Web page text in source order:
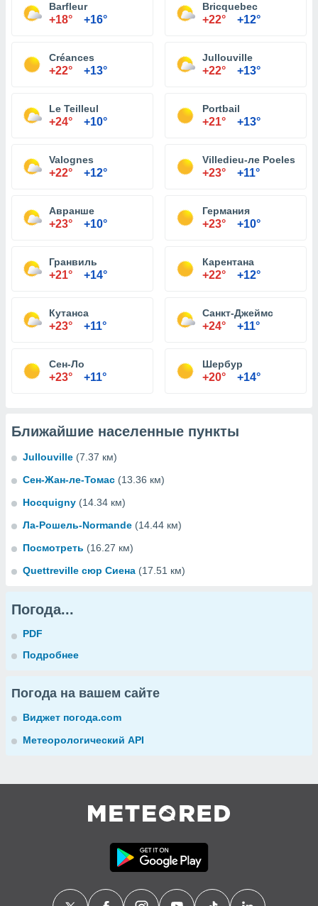
Barfleur
+18° +16°
Bricquebec
+22° +12°
Créances
+22° +13°
Jullouville
+22° +13°
Le Teilleul
+24° +10°
Portbail
+21° +13°
Valognes
+22° +12°
Villedieu-ле Poeles
+23° +11°
Авранше
+23° +10°
Германия
+23° +10°
Гранвиль
+21° +14°
Карентана
+22° +12°
Кутанса
+23° +11°
Санкт-Джеймс
+24° +11°
Сен-Ло
+23° +11°
Шербур
+20° +14°
Ближайшие населенные пункты
Jullouville (7.37 км)
Сен-Жан-ле-Томас (13.36 км)
Hocquigny (14.34 км)
Ла-Рошель-Normande (14.44 км)
Посмотреть (16.27 км)
Quettreville сюр Сиена (17.51 км)
Погода...
PDF
Подробнее
Погода на вашем сайте
Виджет погода.com
Метеорологический API